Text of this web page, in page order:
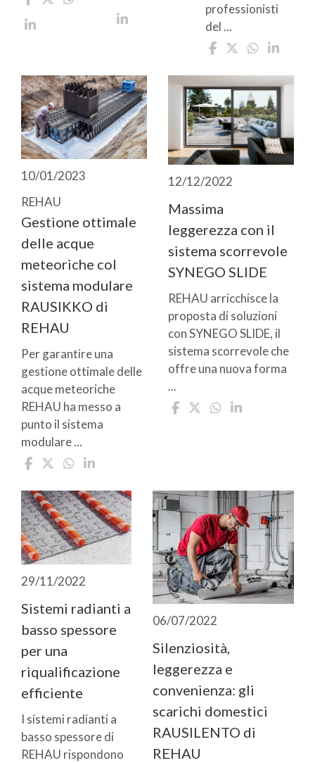
professionisti
del ...
10/01/2023
REHAU
Gestione ottimale
delle acque
meteoriche col
sistema modulare
RAUSIKKO di
REHAU
Per garantire una
gestione ottimale delle
acque meteoriche
REHAU ha messo a
punto il sistema
modulare ...
12/12/2022
Massima
leggerezza con il
sistema scorrevole
SYNEGO SLIDE
REHAU arricchisce la
proposta di soluzioni
con SYNEGO SLIDE, il
sistema scorrevole che
offre una nuova forma
...
29/11/2022
Sistemi radianti a
basso spessore
per una
riqualificazione
efficiente
I sistemi radianti a
basso spessore di
REHAU rispondono
06/07/2022
Silenziosità,
leggerezza e
convenienza: gli
scarichi domestici
RAUSILENTO di
REHAU